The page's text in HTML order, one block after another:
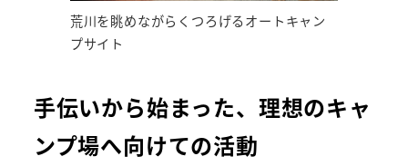
荒川を眺めながらくつろげるオートキャン
プサイト
手伝いから始まった、理想のキャ
ンプ場へ向けての活動